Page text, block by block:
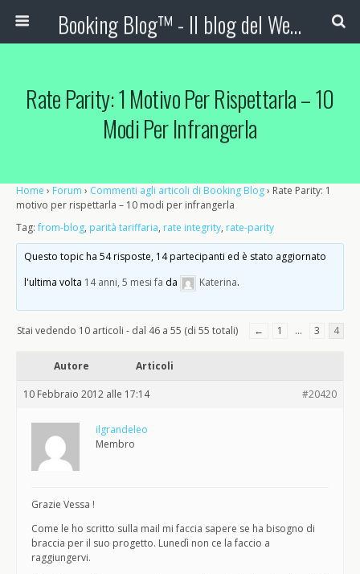
Booking Blog™ - Il blog del Web Marketing Turistico
Rate Parity: 1 Motivo Per Rispettarla – 10
Modi Per Infrangerla
Home › Forum › Commenti agli articoli di Booking Blog› Rate Parity: 1
motivo per rispettarla – 10 modi per infrangerla
Tag:from-blog, parità tariffaria, rate integrity, rate-parity
Questo topic ha 54 risposte, 14 partecipanti ed è stato aggiornato
l'ultima volta 14 anni, 5 mesi fa da Katerina.
Stai vedendo 10 articoli - dal 46 a 55 (di 55 totali) ← 1 … 3 4
Autore Articoli
10 Febbraio 2012 alle 17:14 #20420
ilgrandeleo
Membro
Grazie Vessa !
Come le ho scritto sulla mail mi faccia sapere se ha bisogno di
braccia per il suo progetto. Lunedì non ce la faccio a
raggiungervi.